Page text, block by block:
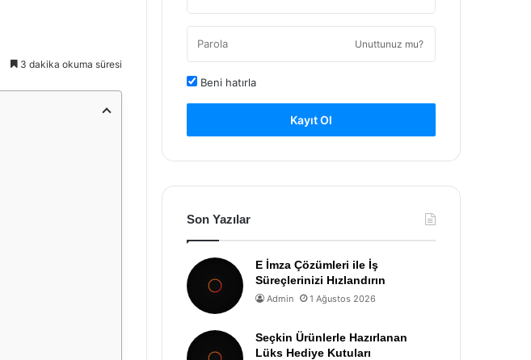
3 dakika okuma süresi
Unuttunuz mu?
Beni hatırla
Kayıt Ol
Son Yazılar
E İmza Çözümleri ile İş
Süreçlerinizi Hızlandırın
Admin 1 Ağustos 2026
Seçkin Ürünlerle Hazırlanan
Lüks Hediye Kutuları